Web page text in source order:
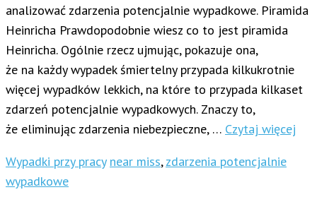
analizować zdarzenia potencjalnie wypadkowe. Piramida
Heinricha Prawdopodobnie wiesz co to jest piramida
Heinricha. Ogólnie rzecz ujmując, pokazuje ona,
że na każdy wypadek śmiertelny przypada kilkukrotnie
więcej wypadków lekkich, na które to przypada kilkaset
zdarzeń potencjalnie wypadkowych. Znaczy to,
że eliminując zdarzenia niebezpieczne, … Czytaj więcej
Wypadki przy pracy near miss,zdarzenia potencjalnie
wypadkowe